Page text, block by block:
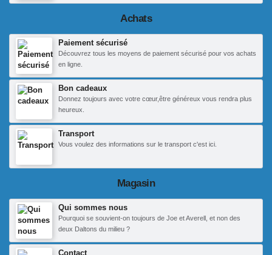
Achats
Paiement sécurisé
Découvrez tous les moyens de paiement sécurisé pour vos achats
en ligne.
Bon cadeaux
Donnez toujours avec votre cœur,être généreux vous rendra plus
heureux.
Transport
Vous voulez des informations sur le transport c'est ici.
Magasin
Qui sommes nous
Pourquoi se souvient-on toujours de Joe et Averell, et non des
deux Daltons du milieu ?
Contact